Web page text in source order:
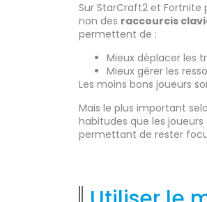
Sur StarCraft2 et Fortnite
non des raccourcis
permettent de :
Mieux déplacer les
Mieux gérer les
Les moins bons joueurs
Mais le plus important
habitudes que les
permettant de rester